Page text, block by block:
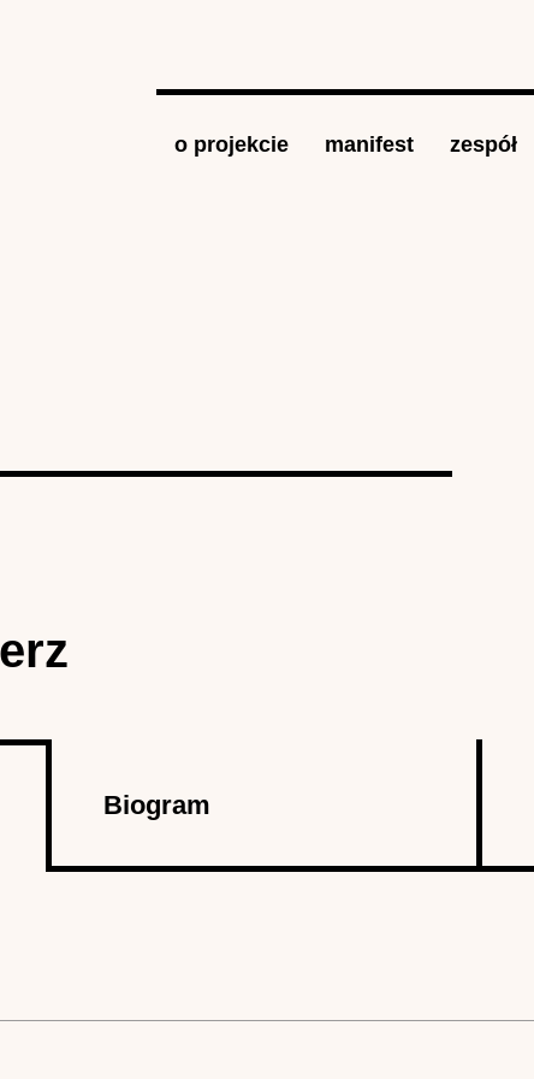
o projekcie manifest zespół
Biogram